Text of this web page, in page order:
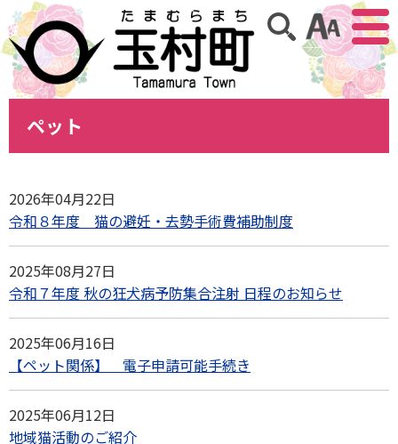
アクセ
サイト内検索
ペット
2026年04月22日
令和８年度 猫の避妊・去勢手術費補助制度
2025年08月27日
令和７年度 秋の狂犬病予防集合注射 日程のお知らせ
2025年06月16日
【ペット関係】 電子申請可能手続き
2025年06月12日
地域猫活動のご紹介